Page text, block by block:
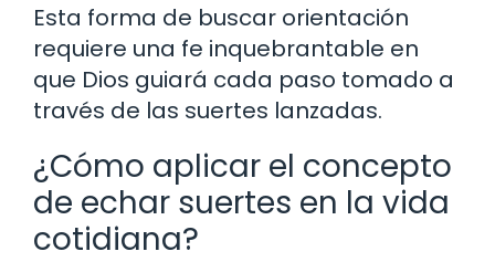
Esta forma de buscar orientación
requiere una fe inquebrantable en
que Dios guiará cada paso tomado a
través de las suertes lanzadas.
¿Cómo aplicar el concepto
de echar suertes en la vida
cotidiana?